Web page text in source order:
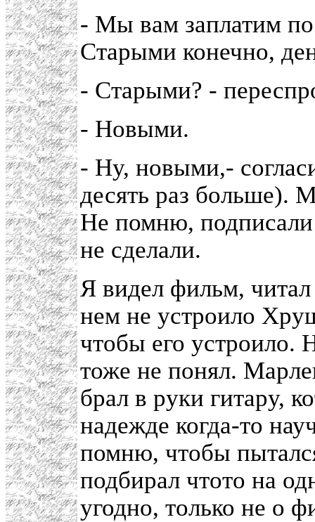
- Мы вам заплатим по
Старыми конечно,
- Старыми? -
- Новыми.
- Ну, новыми,-
десять раз больше).
Не помню,
не сделали.
Я видел фильм,
нем не устроило
чтобы его устроило.
тоже не понял.
брал в руки гитару,
надежде когда-то
помню, чтобы
подбирал чтото на
угодно, только не о